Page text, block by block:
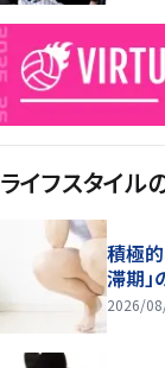
ライフスタイル
積極的
滞期」
2026/